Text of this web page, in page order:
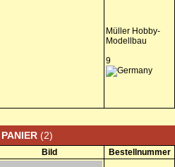
Müller Hobby-
Modellbau
9
PANIER (2)
Bild Bestellnummer